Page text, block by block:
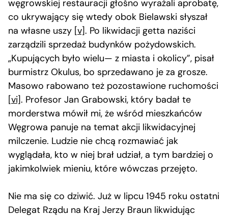
węgrowskiej restauracji głośno wyrażali aprobatę,
co ukrywający się wtedy obok Bielawski słyszał
na własne uszy [v]. Po likwidacji getta naziści
zarządzili sprzedaż budynków pożydowskich.
„Kupujących było wielu— z miasta i okolicy”, pisał
burmistrz Okulus, bo sprzedawano je za grosze.
Masowo rabowano też pozostawione ruchomości
[vi]. Profesor Jan Grabowski, który badał te
morderstwa mówił mi, że wśród mieszkańców
Węgrowa panuje na temat akcji likwidacyjnej
milczenie. Ludzie nie chcą rozmawiać jak
wyglądała, kto w niej brał udział, a tym bardziej o
jakimkolwiek mieniu, które wówczas przejęto.
Nie ma się co dziwić. Już w lipcu 1945 roku ostatni
Delegat Rządu na Kraj Jerzy Braun likwidując